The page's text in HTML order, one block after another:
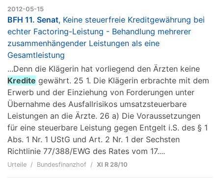
2012-05-15
BFH 11. Senat, Keine steuerfreie Kreditgewährung bei
echter Factoring-Leistung - Behandlung mehrerer
zusammenhängender Leistungen als eine
Gesamtleistung
...Denn die Klägerin hat vorliegend den Ärzten keine
Kredite gewährt. 25 1. Die Klägerin erbrachte mit dem
Erwerb und der Einziehung von Forderungen unter
Übernahme des Ausfallrisikos umsatzsteuerbare
Leistungen an die Ärzte. 26 a) Die Voraussetzungen
für eine steuerbare Leistung gegen Entgelt i.S. des § 1
Abs. 1 Nr. 1 UStG und Art. 2 Nr. 1 der Sechsten
Richtlinie 77/388/EWG des Rates vom 17....
Urteile Bundesfinanzhof XI R 28/10